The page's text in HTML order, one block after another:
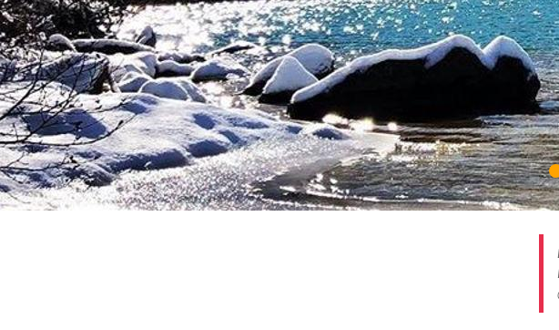
èIncudine,dove si possono
l'Ultima Cenaopera di G.B. Zotti
Il secondo è
, collegato al
d'Italia
. Questo percorso
fisica, rilassatevi assaggiando il
_